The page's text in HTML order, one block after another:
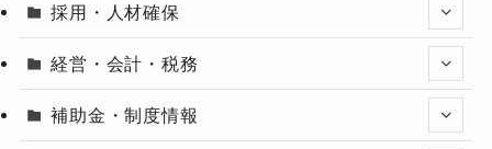
採用・人材確保
経営・会計・税務
補助金・制度情報